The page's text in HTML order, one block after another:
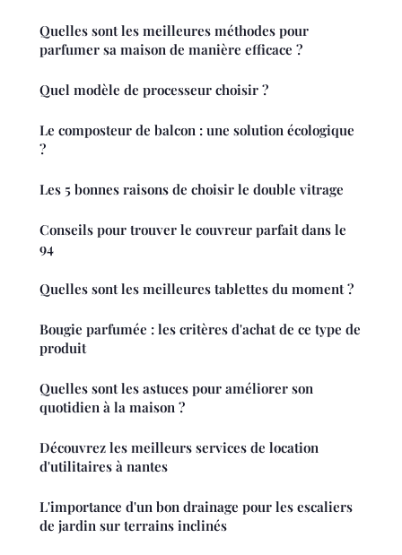
Quelles sont les meilleures méthodes pour
parfumer sa maison de manière efficace ?
Quel modèle de processeur choisir ?
Le composteur de balcon : une solution écologique
?
Les 5 bonnes raisons de choisir le double vitrage
Conseils pour trouver le couvreur parfait dans le
94
Quelles sont les meilleures tablettes du moment ?
Bougie parfumée : les critères d'achat de ce type de
produit
Quelles sont les astuces pour améliorer son
quotidien à la maison ?
Découvrez les meilleurs services de location
d'utilitaires à nantes
L'importance d'un bon drainage pour les escaliers
de jardin sur terrains inclinés